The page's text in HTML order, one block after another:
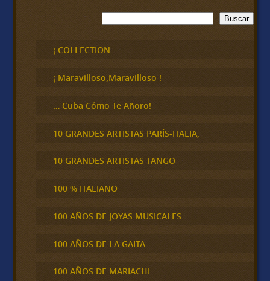
B
u
c
a
Buscar
¡ COLLECTION
¡ Maravilloso,Maravilloso !
… Cuba Cómo Te Añoro!
10 GRANDES ARTISTAS PARÍS-ITALIA,
10 GRANDES ARTISTAS TANGO
100 % ITALIANO
100 AÑOS DE JOYAS MUSICALES
100 AÑOS DE LA GAITA
100 AÑOS DE MARIACHI